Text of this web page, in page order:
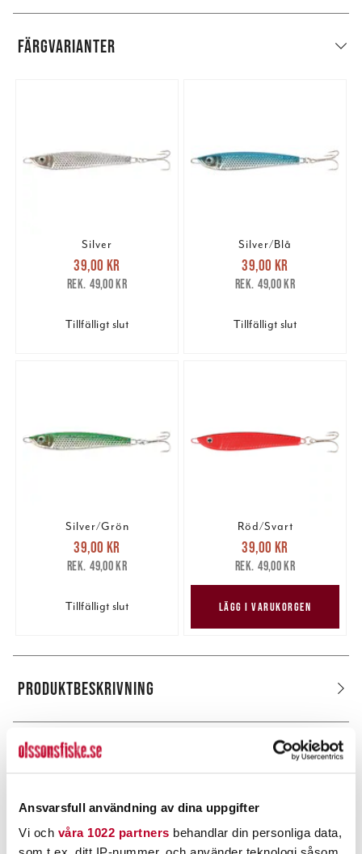
Ansvarsfull användning av dina uppgifter
Vi och våra 1022 partners behandlar din personliga data,
FÄRGVARIANTER
Silver
Nuvarande pris
39,00 krTidigare pris
49,00 kr
39,00 kr
49,00 kr
Tillfälligt slut
Silver/Blå
Nuvarande pris
39,00 krTidigare pris
49,00 kr
39,00 kr
49,00 kr
Tillfälligt slut
Silver/Grön
Nuvarande pris
39,00 krTidigare pris
49,00 kr
39,00 kr
49,00 kr
Tillfälligt slut
Röd/Svart
Nuvarande pris
39,00 krTidigare pris
49,00 kr
39,00 kr
49,00 kr
LÄGG I VARUKORGEN
PRODUKTBESKRIVNING